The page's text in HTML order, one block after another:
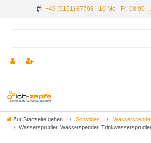
+49 (5151) 87798 - 10 Mo - Fr: 08:00 -
Zur Startseite gehen Sonstiges
Wassersprudler, Wasserspender,